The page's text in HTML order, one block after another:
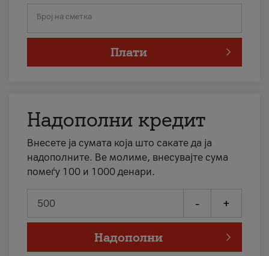
Број на сметка
Плати
Надополни кредит
Внесете ја сумата која што сакате да ја
надополните. Ве молиме, внесувајте сума
помеѓу 100 и 1000 денари.
- +
Надополни